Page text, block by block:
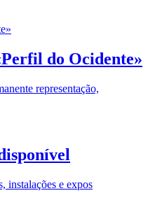
do Ocidente»
representação,
instalações e expos